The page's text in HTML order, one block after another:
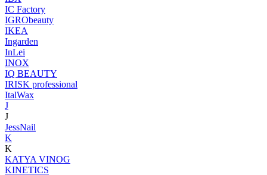
IC Factory
IGRObeauty
IKEA
Ingarden
InLei
INOX
IQ BEAUTY
IRISK professional
ItalWax
J
J
JessNail
K
K
KATYA VINOG
KINETICS